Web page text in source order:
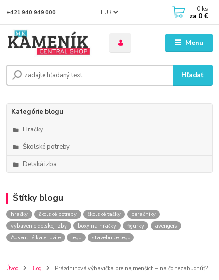
Menu
EUR
Hľadať
+421 940 949 000 0 ks
za 0 €
Kategórie blogu
Hračky
Školské potreby
Detská izba
Štítky blogu
hračky školské potreby školské tašky
peračníky
vybavenie detskej izby
boxy na hračky figúrky
avengers
Adventné kalendáre
lego stavebnice lego
Úvod Blog Prázdninová výbavička pre najmenších – na čo nezabudnúť?